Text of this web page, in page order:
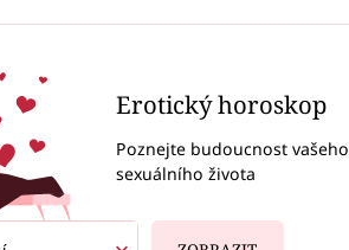
Erotický horoskop
Poznejte budoucnost vašeho
sexuálního života